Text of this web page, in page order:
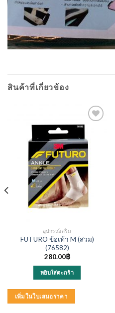
สินค้าที่เกี่ยวข้อง
อุปกรณ์เสริม
FUTURO ข้อเท้า M (สวม)
(76582)
280.00฿
หยิบใส่ตะกร้า
เพิ่มในใบเสนอราคา